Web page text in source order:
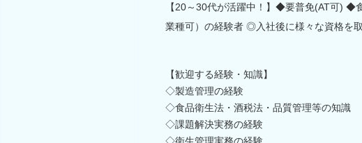
【20～30代が活躍中！】◆要普免(AT可) ◆
業種可）の経験者 ◎入社後に様々な資格を
【歓迎する経験・知識】
◇製造管理の経験
◇食品衛生法・酒税法・品質管理等の知識
◇課題解決実務の経験
◇衛生管理実務の経験